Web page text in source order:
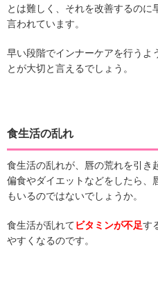
とは難しく、それを改善するのに
言われています。
早い段階でインナーケアを行うよ
とが大切と言えるでしょう。
食生活の乱れ
食生活の乱れが、唇の荒れを引き
偏食やダイエットなどをしたら、
もいるのではないでしょうか。
食生活が乱れてビタミンが不足す
やすくなるのです。